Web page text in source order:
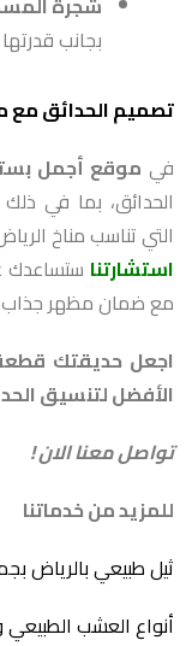
بجانب
تصميم الحدائق
في موقع أجمل
الحدائق، بما في ذلك
التي تناسب مناخ
استشارتنا ستساعدك
مع ضمان مظهر جذاب
اجعل حديقتك
الأفضل لتنسيق
تواصل معنا الان !
للمزيد من خدماتنا
ثيل طبيعي بالرياض
أنواع العشب الطبيعي